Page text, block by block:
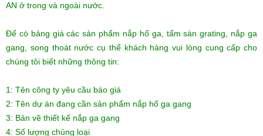
AN ở trong và ngoài nước.
Để có bảng giá các sản phẩm nắp hố ga, tấm sàn grating, nắp ga
gang, song thoát nước cụ thể khách hàng vui lòng cung cấp cho
chúng tôi biết những thông tin:
1: Tên công ty yêu cầu báo giá
2: Tên dự án đang cần sản phẩm nắp hố ga gang
3: Bản vẽ thiết kế nắp ga gang
4: Số lượng chủng loại